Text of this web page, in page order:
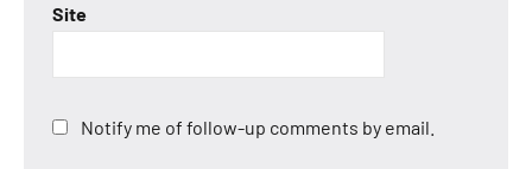
Site
Notify me of follow-up comments by email.